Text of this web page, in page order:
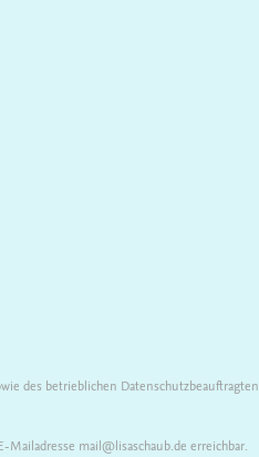
des betrieblichen Datenschutzbeauftragten
mail@lisaschaub.de erreichbar.